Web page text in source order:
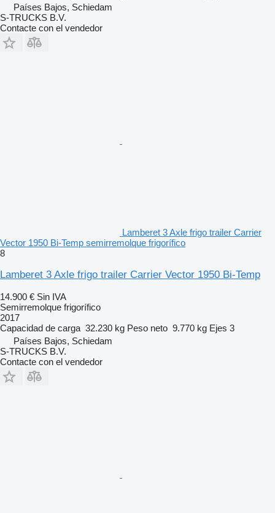
Países Bajos, Schiedam
S-TRUCKS B.V.
Contacte con el vendedor
Lamberet 3 Axle frigo trailer Carrier
Vector 1950 Bi-Temp semirremolque frigorífico
8
Lamberet 3 Axle frigo trailer Carrier Vector 1950 Bi-Temp
14.900 € Sin IVA
Semirremolque frigorífico
2017
Capacidad de carga 32.230 kg Peso neto 9.770 kg Ejes 3
Países Bajos, Schiedam
S-TRUCKS B.V.
Contacte con el vendedor